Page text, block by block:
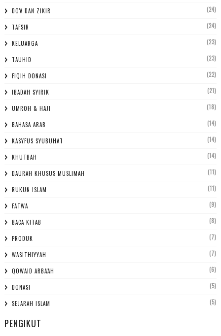
DO'A DAN ZIKIR (24)
TAFSIR (24)
KELUARGA (23)
TAUHID (23)
FIQIH DONASI (22)
IBADAH SYIRIK (21)
UMROH & HAJI (18)
BAHASA ARAB (14)
KASYFUS SYUBUHAT (14)
KHUTBAH (14)
DAURAH KHUSUS MUSLIMAH (11)
RUKUN ISLAM (11)
FATWA (9)
BACA KITAB (8)
PRODUK (7)
WASITHIYYAH (7)
QOWAID ARBA'AH (6)
DONASI (5)
SEJARAH ISLAM (5)
PENGIKUT